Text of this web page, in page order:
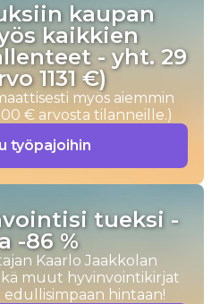
kaupan
kaikkien
- yht. 29
1131 €)
myös aiemmin
€ arvosta tilanneille.)
työpajoihin
tueksi -
-86 %
Kaarlo Jaakkolan
muut hyvinvointikirjat
hintaan!